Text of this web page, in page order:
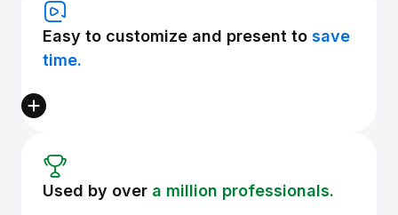
Easy to customize and present to save
time.
Used by over a million professionals.